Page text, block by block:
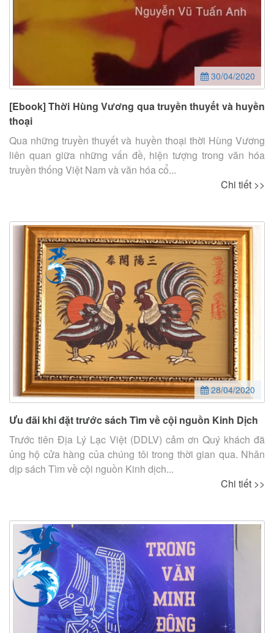
30/04/2020
[Ebook] Thời Hùng Vương qua truyền thuyết và huyền
thoại
Qua những truyền thuyết và huyền thoại thời Hùng Vương
liên quan giữa những vấn đề, hiện tượng trong văn hóa
truyền thống Việt Nam và văn hóa cổ...
Chi tiết >>
28/04/2020
Ưu đãi khi đặt trước sách Tìm về cội nguồn Kinh Dịch
Trước tiên Địa Lý Lạc Việt (DDLV) cảm ơn Quý khách đã
ủng hộ cửa hàng của chúng tôi trong thời gian qua. Nhân
dịp sách Tìm về cội nguồn Kinh dịch...
Chi tiết >>